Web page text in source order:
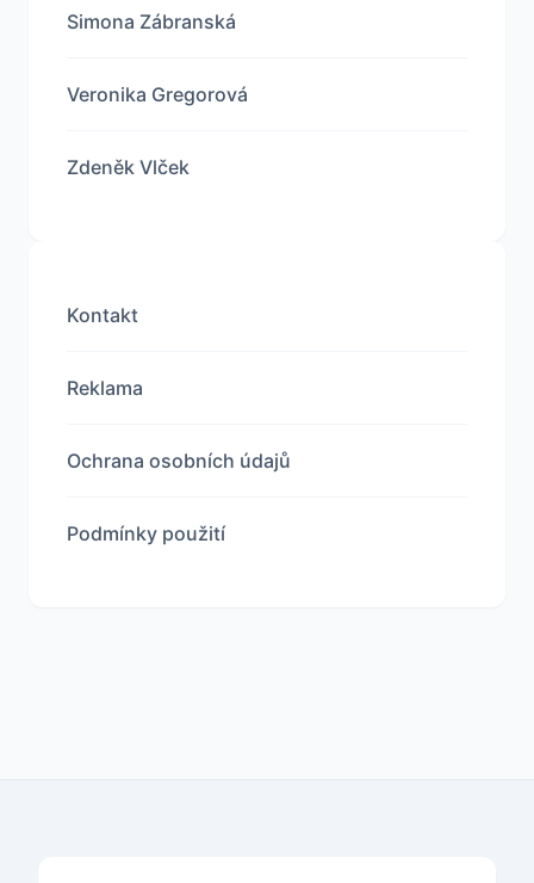
Simona Zábranská
Veronika Gregorová
Zdeněk Vlček
Kontakt
Reklama
Ochrana osobních údajů
Podmínky použití